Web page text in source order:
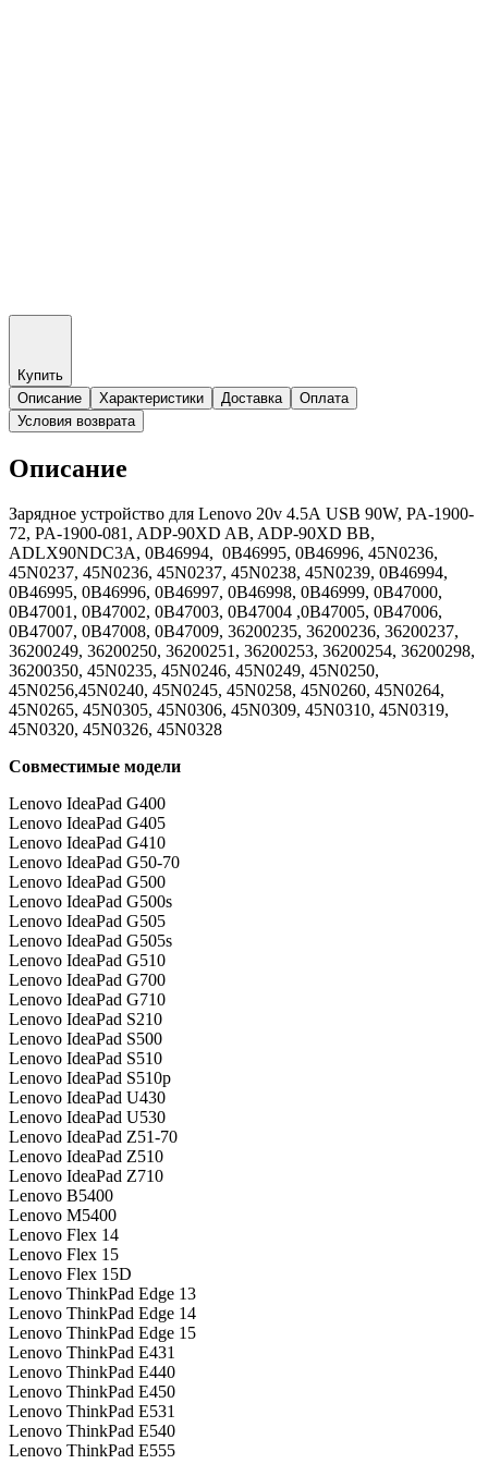
Купить
Описание
Характеристики Доставка
Оплата
Условия возврата
Описание
Зарядное устройство для Lenovo 20v 4.5А USB 90W, PA-1900-
72, PA-1900-081, ADP-90XD AB, ADP-90XD BB,
ADLX90NDC3A, 0B46994, 0B46995, 0B46996, 45N0236,
45N0237, 45N0236, 45N0237, 45N0238, 45N0239, 0B46994,
0B46995, 0B46996, 0B46997, 0B46998, 0B46999, 0B47000,
0B47001, 0B47002, 0B47003, 0B47004 ,0B47005, 0B47006,
0B47007, 0B47008, 0B47009, 36200235, 36200236, 36200237,
36200249, 36200250, 36200251, 36200253, 36200254, 36200298,
36200350, 45N0235, 45N0246, 45N0249, 45N0250,
45N0256,45N0240, 45N0245, 45N0258, 45N0260, 45N0264,
45N0265, 45N0305, 45N0306, 45N0309, 45N0310, 45N0319,
45N0320, 45N0326, 45N0328
Совместимые модели
Lenovo IdeaPad G400
Lenovo IdeaPad G405
Lenovo IdeaPad G410
Lenovo IdeaPad G50-70
Lenovo IdeaPad G500
Lenovo IdeaPad G500s
Lenovo IdeaPad G505
Lenovo IdeaPad G505s
Lenovo IdeaPad G510
Lenovo IdeaPad G700
Lenovo IdeaPad G710
Lenovo IdeaPad S210
Lenovo IdeaPad S500
Lenovo IdeaPad S510
Lenovo IdeaPad S510p
Lenovo IdeaPad U430
Lenovo IdeaPad U530
Lenovo IdeaPad Z51-70
Lenovo IdeaPad Z510
Lenovo IdeaPad Z710
Lenovo B5400
Lenovo M5400
Lenovo Flex 14
Lenovo Flex 15
Lenovo Flex 15D
Lenovo ThinkPad Edge 13
Lenovo ThinkPad Edge 14
Lenovo ThinkPad Edge 15
Lenovo ThinkPad E431
Lenovo ThinkPad E440
Lenovo ThinkPad E450
Lenovo ThinkPad E531
Lenovo ThinkPad E540
Lenovo ThinkPad E555